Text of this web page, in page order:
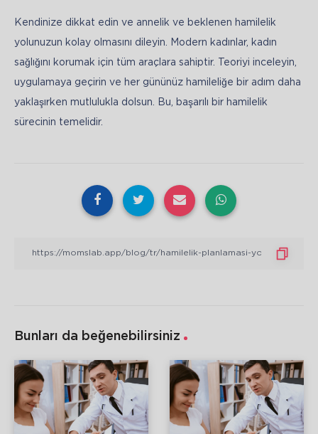
Kendinize dikkat edin ve annelik ve beklenen hamilelik
yolunuzun kolay olmasını dileyin. Modern kadınlar, kadın
sağlığını korumak için tüm araçlara sahiptir. Teoriyi inceleyin,
uygulamaya geçirin ve her gününüz hamileliğe bir adım daha
yaklaşırken mutlulukla dolsun. Bu, başarılı bir hamilelik
sürecinin temelidir.
Bunları da beğenebilirsiniz